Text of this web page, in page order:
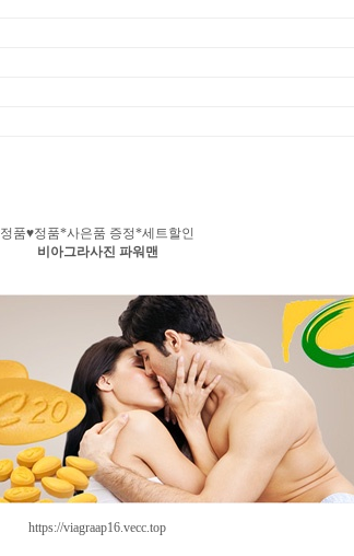
정품♥정품*사은품 증정*세트할인
비아그라사진 파워맨
https://viagraap16.vecc.top